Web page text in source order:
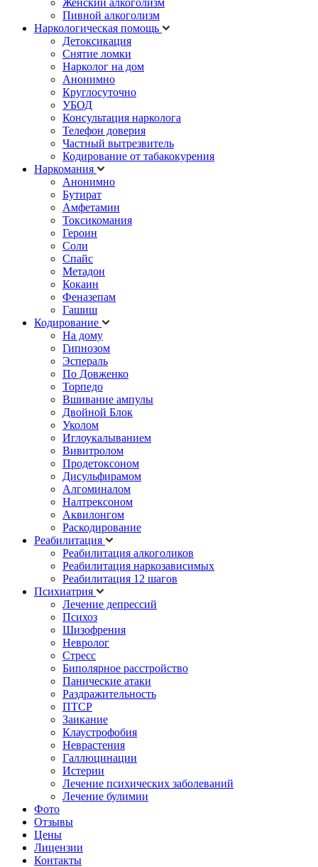
Женский алкоголизм
Пивной алкоголизм
Наркологическая помощь
Детоксикация
Снятие ломки
Нарколог на дом
Анонимно
Круглосуточно
УБОД
Консультация нарколога
Телефон доверия
Частный вытрезвитель
Кодирование от табакокурения
Наркомания
Анонимно
Бутират
Амфетамин
Токсикомания
Героин
Соли
Спайс
Метадон
Кокаин
Феназепам
Гашиш
Кодирование
На дому
Гипнозом
Эспераль
По Довженко
Торпедо
Вшивание ампулы
Двойной Блок
Уколом
Иглоукалыванием
Вивитролом
Продетоксоном
Дисульфирамом
Алгоминалом
Налтрексоном
Аквилонгом
Раскодирование
Реабилитация
Реабилитация алкоголиков
Реабилитация наркозависимых
Реабилитация 12 шагов
Психиатрия
Лечение депрессий
Психоз
Шизофрения
Невролог
Стресс
Биполярное расстройство
Панические атаки
Раздражительность
ПТСР
Заикание
Клаустрофобия
Неврастения
Галлюцинации
Истерии
Лечение психических заболеваний
Лечение булимии
Фото
Отзывы
Цены
Лицензии
Контакты